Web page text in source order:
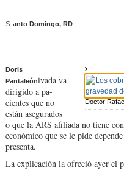
s anto Domingo, RD
Doctor
Doris
Pantaleónivada va
dirigido a pa­
cientes que no
están ase­gurados
o que la ARS afi­liada no tiene
económico que se le pide
presenta.
La explicación la ofre­ció ayer el